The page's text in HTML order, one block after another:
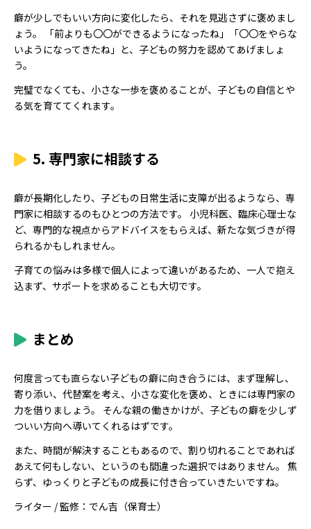
癖が少しでもいい方向に変化したら、それを見逃さずに褒めまし
ょう。 「前よりも〇〇ができるようになったね」「〇〇をやらな
いようになってきたね」と、子どもの努力を認めてあげましょ
う。
完璧でなくても、小さな一歩を褒めることが、子どもの自信とや
る気を育ててくれます。
5. 専門家に相談する
癖が長期化したり、子どもの日常生活に支障が出るようなら、専
門家に相談するのもひとつの方法です。 小児科医、臨床心理士な
ど、専門的な視点からアドバイスをもらえば、新たな気づきが得
られるかもしれません。
子育ての悩みは多様で個人によって違いがあるため、一人で抱え
込まず、サポートを求めることも大切です。
まとめ
何度言っても直らない子どもの癖に向き合うには、まず理解し、
寄り添い、代替案を考え、小さな変化を褒め、ときには専門家の
力を借りましょう。 そんな親の働きかけが、子どもの癖を少しず
ついい方向へ導いてくれるはずです。
また、時間が解決することもあるので、割り切れることであれば
あえて何もしない、というのも間違った選択ではありません。 焦
らず、ゆっくりと子どもの成長に付き合っていきたいですね。
ライター / 監修：でん吉（保育士）